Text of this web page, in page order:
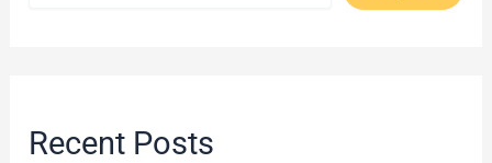
Recent Posts